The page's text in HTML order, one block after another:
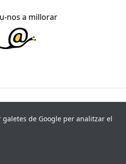
nos a millorar
i 8.113 informants. Última
de Google per analitzar el